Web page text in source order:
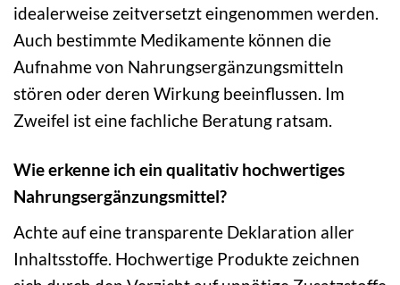
idealerweise zeitversetzt eingenommen werden.
Auch bestimmte Medikamente können die
Aufnahme von Nahrungsergänzungsmitteln
stören oder deren Wirkung beeinflussen. Im
Zweifel ist eine fachliche Beratung ratsam.
Wie erkenne ich ein qualitativ hochwertiges
Nahrungsergänzungsmittel?
Achte auf eine transparente Deklaration aller
Inhaltsstoffe. Hochwertige Produkte zeichnen